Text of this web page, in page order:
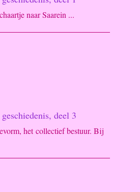
naar Saarein ...
deel 3
het collectief bestuur. Bij